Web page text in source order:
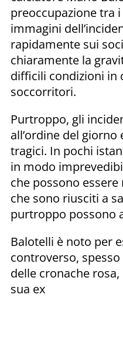
preoccupazione tra
immagini
rapidamente sui
chiaramente la
difficili condizioni in
soccorritori.
Purtroppo, gli
all’ordine del
tragici. In pochi
in modo
che possono
che sono riusciti a
purtroppo possono
Balotelli è noto per
controverso,
delle cronache
sua ex